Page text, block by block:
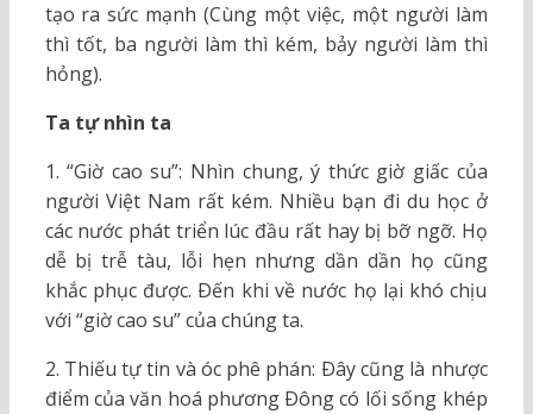
tạo ra sức mạnh (Cùng một việc, một người làm
thì tốt, ba người làm thì kém, bảy người làm thì
hỏng).
Ta tự nhìn ta
1. “Giờ cao su”: Nhìn chung, ý thức giờ giấc của
người Việt Nam rất kém. Nhiều bạn đi du học ở
các nước phát triển lúc đầu rất hay bị bỡ ngỡ. Họ
dễ bị trễ tàu, lỗi hẹn nhưng dần dần họ cũng
khắc phục được. Ðến khi về nước họ lại khó chịu
với “giờ cao su” của chúng ta.
2. Thiếu tự tin và óc phê phán: Ðây cũng là nhược
điểm của văn hoá phương Ðông có lối sống khép